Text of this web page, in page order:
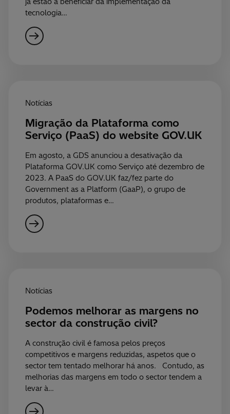
tecnologia…
Notícias
Migração da Plataforma como
Serviço (PaaS) do website GOV.UK
Em agosto, a GDS anunciou a desativação da
Plataforma GOV.UK como Serviço até dezembro de
2023. A PaaS do GOV.UK faz/fez parte do
Government as a Platform (GaaP), o grupo de
produtos, plataformas e…
Notícias
Podemos melhorar as margens no
sector da construção civil?
A construção civil é famosa pelos preços
competitivos e margens reduzidas, aspetos que o
sector tem tentado melhorar há anos. Contudo, as
melhorias das margens em todo o sector tendem a
levar à…